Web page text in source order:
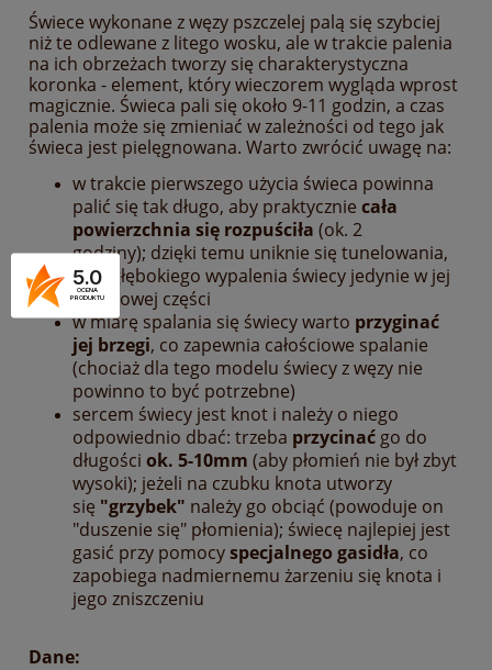
Świece wykonane z węzy pszczelej palą się szybciej
niż te odlewane z litego wosku, ale w trakcie palenia
na ich obrzeżach tworzy się charakterystyczna
koronka - element, który wieczorem wygląda wprost
magicznie. Świeca pali się około 9-11 godzin, a czas
palenia może się zmieniać w zależności od tego jak
świeca jest pielęgnowana. Warto zwrócić uwagę na:
w trakcie pierwszego użycia świeca powinna
palić się tak długo, aby praktycznie cała
powierzchnia się rozpuściła (ok. 2
godziny); dzięki temu uniknie się tunelowania,
czyli głębokiego wypalenia świecy jedynie w jej
środkowej części
w miarę spalania się świecy warto przyginać
jej brzegi, co zapewnia całościowe spalanie
(chociaż dla tego modelu świecy z węzy nie
powinno to być potrzebne)
sercem świecy jest knot i należy o niego
odpowiednio dbać: trzeba przycinać go do
długości ok. 5-10mm (aby płomień nie był zbyt
wysoki); jeżeli na czubku knota utworzy
się "grzybek" należy go obciąć (powoduje on
"duszenie się" płomienia); świecę najlepiej jest
gasić przy pomocyspecjalnego gasidła, co
zapobiega nadmiernemu żarzeniu się knota i
jego zniszczeniu
Dane:
5.0
OCENA
PRODUKTU